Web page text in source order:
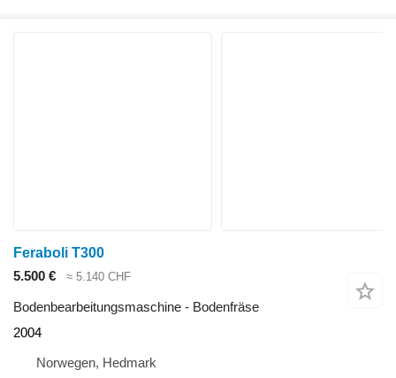
Feraboli T300
5.500 €
≈ 5.140 CHF
Bodenbearbeitungsmaschine - Bodenfräse
2004
Norwegen, Hedmark